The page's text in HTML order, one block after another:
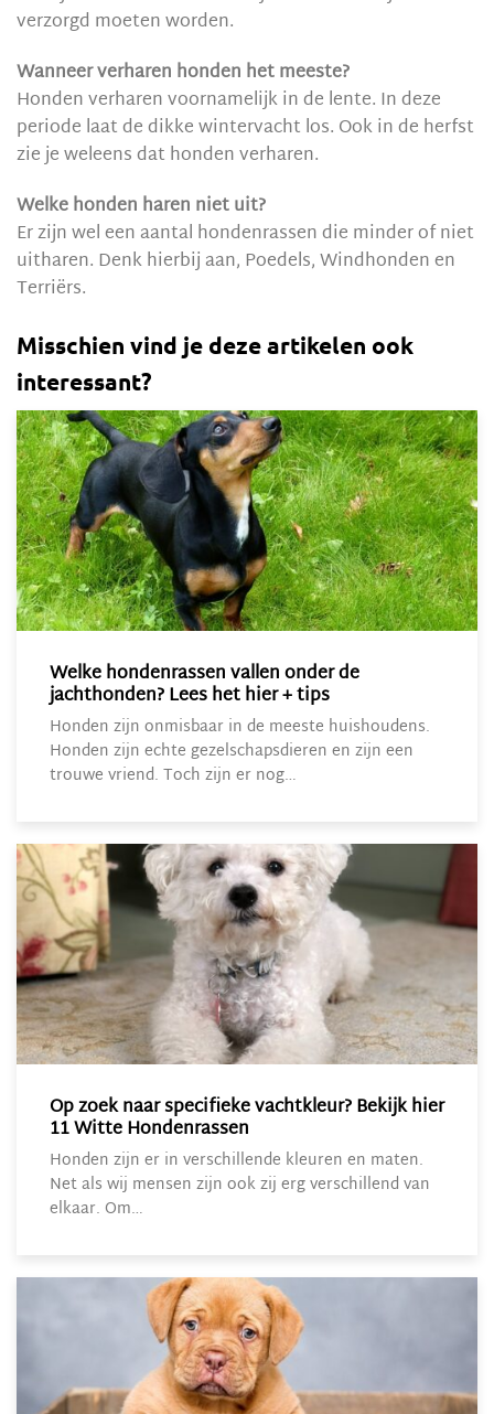
verzorgd moeten worden.
Wanneer verharen honden het meeste?
Honden verharen voornamelijk in de lente. In deze
periode laat de dikke wintervacht los. Ook in de herfst
zie je weleens dat honden verharen.
Welke honden haren niet uit?
Er zijn wel een aantal hondenrassen die minder of niet
uitharen. Denk hierbij aan, Poedels, Windhonden en
Terriërs.
Misschien vind je deze artikelen ook
interessant?
Welke hondenrassen vallen onder de
jachthonden? Lees het hier + tips
Honden zijn onmisbaar in de meeste huishoudens.
Honden zijn echte gezelschapsdieren en zijn een
trouwe vriend. Toch zijn er nog…
Op zoek naar specifieke vachtkleur? Bekijk hier
11 Witte Hondenrassen
Honden zijn er in verschillende kleuren en maten.
Net als wij mensen zijn ook zij erg verschillend van
elkaar. Om…